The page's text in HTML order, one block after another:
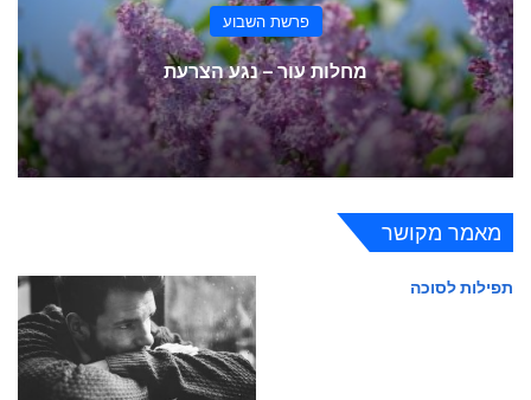
פרשת השבוע
מחלות עור – נגע הצרעת
מאמר מקושר
תפילות לסוכה